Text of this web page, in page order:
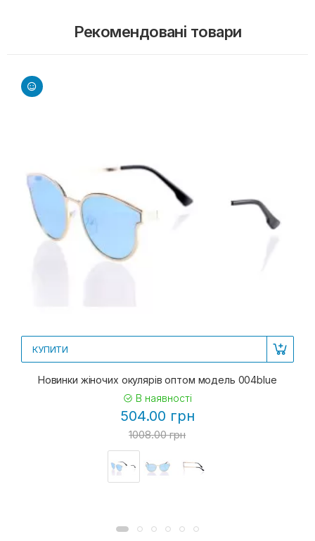
Рекомендовані товари
КУПИТИ
Новинки жіночих окулярів оптом модель 004blue
В наявності
504.00 грн
1008.00 грн